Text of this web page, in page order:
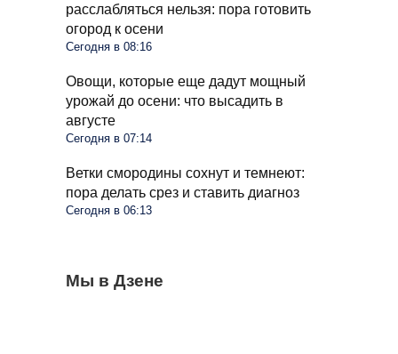
расслабляться нельзя: пора готовить
огород к осени
Сегодня в 08:16
Овощи, которые еще дадут мощный
урожай до осени: что высадить в
августе
Сегодня в 07:14
Ветки смородины сохнут и темнеют:
пора делать срез и ставить диагноз
Сегодня в 06:13
Мы в Дзене
В сентябре пенсии придут по новому
графику: от чего это зависит
Мобилизация в России осенью 2026 года:
Все помидоры покрылись бурыми